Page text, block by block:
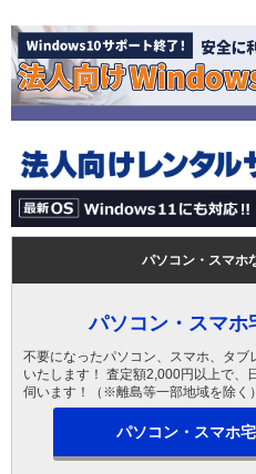
パソコン・スマホ
パソコン・スマホ
不要になったパソコン、スマホ、タ
いたします！ 査定額2,000円以上で、
伺います！（※離島等一部地域を除く）
パソコン・スマホ